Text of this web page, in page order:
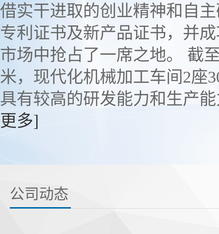
借实干进取的创业精神和自
专利证书及新产品证书，并
市场中抢占了一席之地。 截
米，现代化机械加工车间2座
具有较高的研发能力和生产
更多]
公司动态